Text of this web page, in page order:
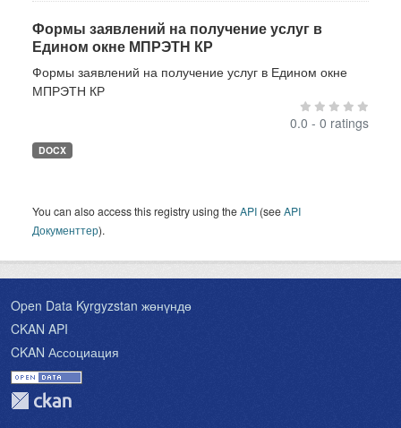
Формы заявлений на получение услуг в
Едином окне МПРЭТН КР
Формы заявлений на получение услуг в Едином окне
МПРЭТН КР
0.0 - 0 ratings
DOCX
You can also access this registry using theAPI (seeAPI
Документтер).
Open Data Kyrgyzstan жөнүндө
CKAN API
CKAN Ассоциация